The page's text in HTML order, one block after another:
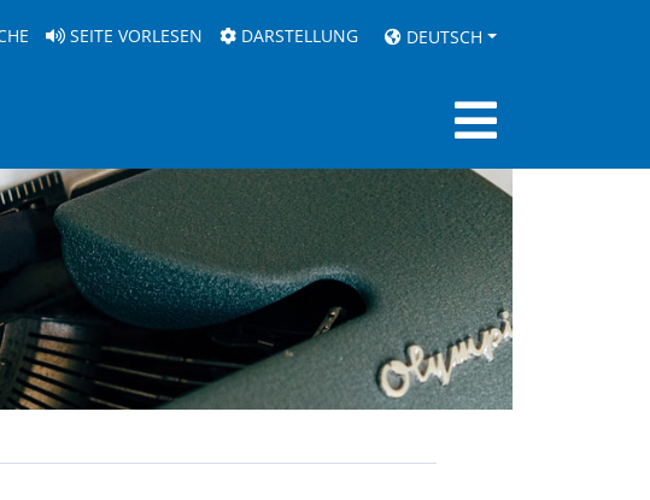
SEITE VORLESEN DARSTELLUNG DEUTSCH